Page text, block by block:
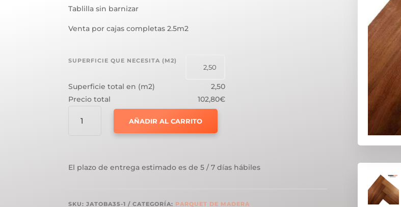
Tablilla sin barnizar
Venta por cajas completas 2.5m2
SUPERFICIE QUE NECESITA (M2)
Superficie total en (m2)
2,50
Precio total
102,80€
JATOBA
AÑADIR AL CARRITO
El plazo de entrega estimado es de 5 / 7 días hábiles
SKU:JATOBA35-1 CATEGORÍA: PARQUET DE MADERA